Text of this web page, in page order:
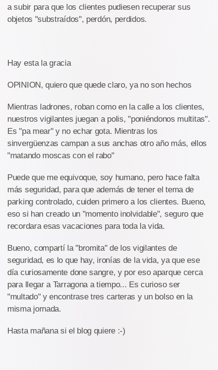
a subir para que los clientes pudiesen recuperar sus
objetos "substraídos", perdón, perdidos.
Hay esta la gracia
OPINION, quiero que quede claro, ya no son hechos
Mientras ladrones, roban como en la calle a los clientes,
nuestros vigilantes juegan a polis, "poniéndonos multitas".
Es "pa mear" y no echar gota. Mientras los
sinvergüenzas campan a sus anchas otro año más, ellos
"matando moscas con el rabo"
Puede que me equivoque, soy humano, pero hace falta
más seguridad, para que además de tener el tema de
parking controlado, cuiden primero a los clientes. Bueno,
eso si han creado un "momento inolvidable", seguro que
recordara esas vacaciones para toda la vida.
Bueno, compartí la "bromita" de los vigilantes de
seguridad, es lo que hay, ironías de la vida, ya que ese
día curiosamente done sangre, y por eso aparque cerca
para llegar a Tarragona a tiempo... Es curioso ser
"multado" y encontrase tres carteras y un bolso en la
misma jornada.
Hasta mañana si el blog quiere :-)